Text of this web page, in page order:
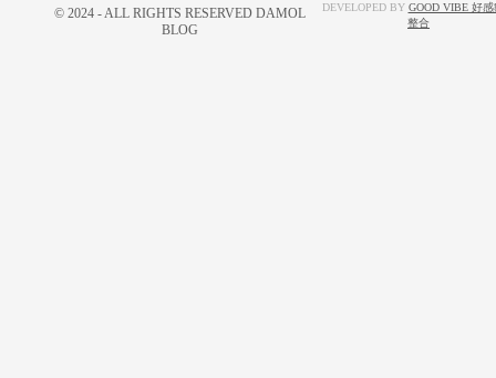
© 2024 - ALL RIGHTS RESERVED DAMOL
BLOG
DEVELOPED BY GOOD VIBE 好感
整合